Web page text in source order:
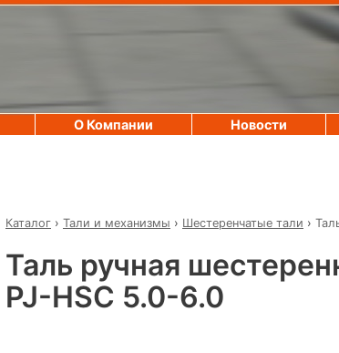
Каталог › Тали и механизмы › Шестеренчатые тали ›
Таль ручная
PJ-HSC 5.0-6.0
О Компании Новости